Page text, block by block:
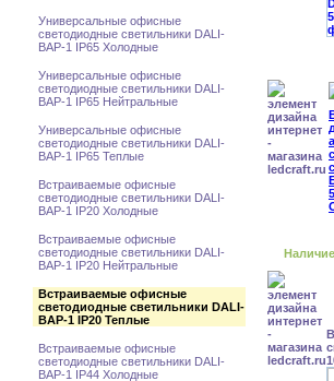
Универсальные офисные
светодиодные светильники DALI-
BAP-1 IP65 Холодные
Универсальные офисные
светодиодные светильники DALI-
BAP-1 IP65 Нейтральные
Универсальные офисные
светодиодные светильники DALI-
BAP-1 IP65 Теплые
Встраиваемые офисные
светодиодные светильники DALI-
BAP-1 IP20 Холодные
Встраиваемые офисные
светодиодные светильники DALI-
BAP-1 IP20 Нейтральные
Встраиваемые офисные
светодиодные светильники DALI-
BAP-1 IP20 Теплые
Встраиваемые офисные
светодиодные светильники DALI-
BAP-1 IP44 Холодные